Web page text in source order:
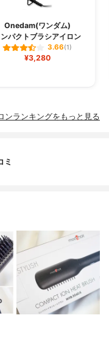
Onedam(ワンダム)
パクトブラシアイロン
3.66(1)
¥3,280
ンランキングをもっと見る
ミ